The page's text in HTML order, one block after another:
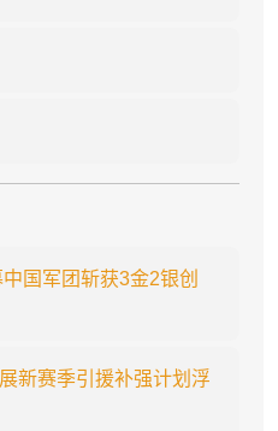
国军团斩获3金2银创
新赛季引援补强计划浮